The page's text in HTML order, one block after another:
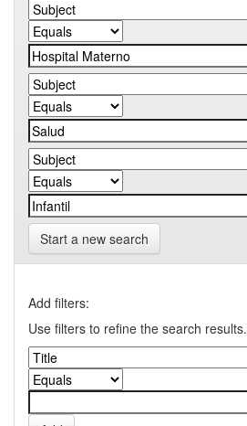
Start a new search
Add filters:
Use filters to refine the search results.